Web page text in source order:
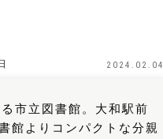
2024.02.04
市立図書館。大和駅前
館よりコンパクトな分親